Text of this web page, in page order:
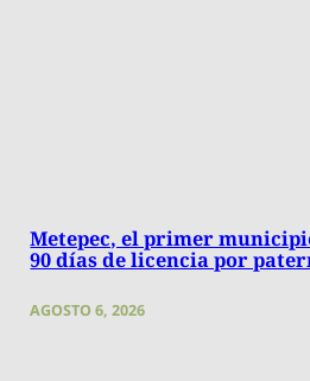
Metepec, el primer
90 días de licencia por
AGOSTO 6, 2026